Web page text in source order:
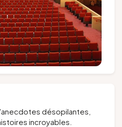
désopilantes,
incroyables.